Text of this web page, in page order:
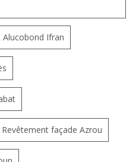
Alucobond Ifran
Revêtement façade Azrou